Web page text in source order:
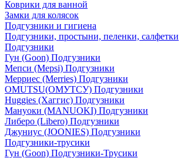
Коврики для ванной
Замки для колясок
Подгузники и гигиена
Подгузники, простыни, пеленки, салфетки
Подгузники
Гун (Goon) Подгузники
Мепси (Mepsi) Подгузники
Мерриес (Merries) Подгузники
OMUTSU(ОМУТСУ) Подгузники
Huggies (Хаггис) Подгузники
Мануоки (MANUOKI) Подгузники
Либеро (Libero) Подгузники
Джуниус (JOONIES) Подгузники
Подгузники-трусики
Гун (Goon) Подгузники-Трусики